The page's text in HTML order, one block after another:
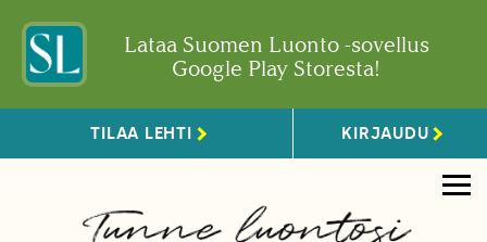
Lataa Suomen Luonto -sovellus
Google Play Storesta!
TILAA LEHTI KIRJAUDU